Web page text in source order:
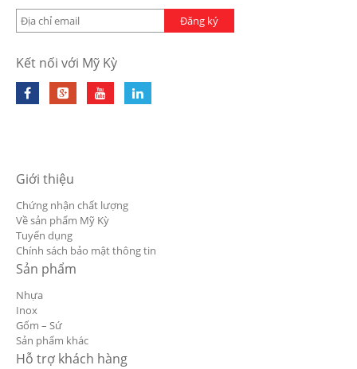
Đăng ký
Kết nối với Mỹ Kỳ
Giới thiệu
Chứng nhận chất lượng
Về sản phẩm Mỹ Kỳ
Tuyển dụng
Chính sách bảo mật thông tin
Sản phẩm
Nhựa
Inox
Gốm – Sứ
Sản phẩm khác
Hỗ trợ khách hàng